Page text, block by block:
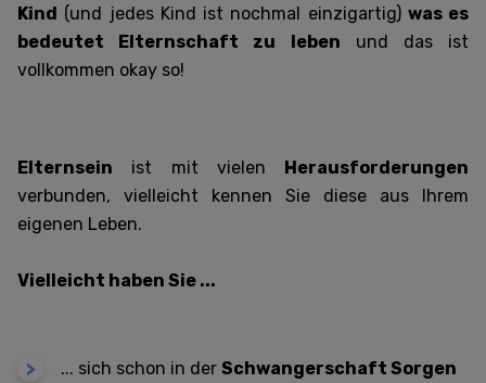
Kind (und jedes Kind ist nochmal einzigartig) was es
bedeutet Elternschaft zu leben und das ist
vollkommen okay so!
Elternsein ist mit vielen
Herausforderungen
verbunden, vielleicht kennen Sie diese aus Ihrem
eigenen Leben.
Vielleicht haben Sie ...
... sich schon in der Schwangerschaft Sorgen